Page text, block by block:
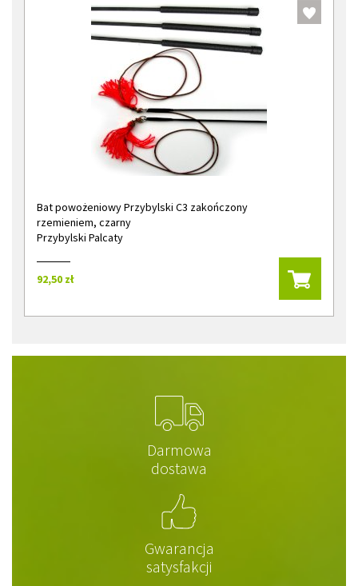
Bat powożeniowy Przybylski C3 zakończony
rzemieniem, czarny
Przybylski Palcaty
92,50 zł
Darmowa
dostawa
Gwarancja
satysfakcji